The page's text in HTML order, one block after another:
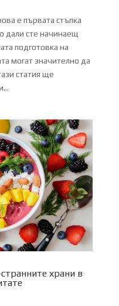
е първата стъпка
дали сте начинаещ
подготовка на
могат значително да
статия ще
храни в